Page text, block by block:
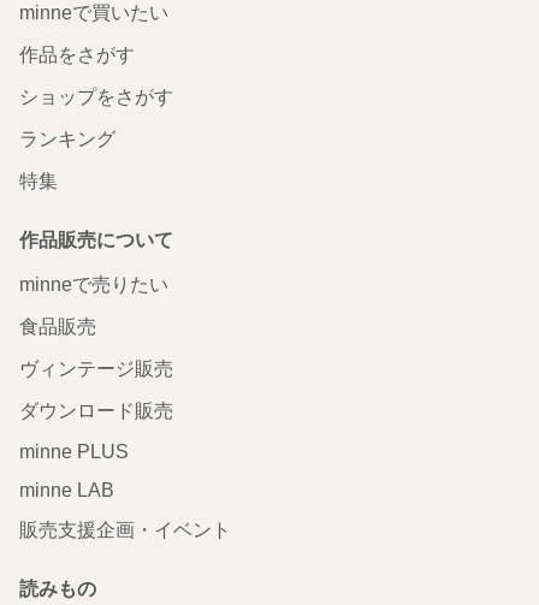
minneで買いたい
作品をさがす
ショップをさがす
ランキング
特集
作品販売について
minneで売りたい
食品販売
ヴィンテージ販売
ダウンロード販売
minne PLUS
minne LAB
販売支援企画・イベント
読みもの